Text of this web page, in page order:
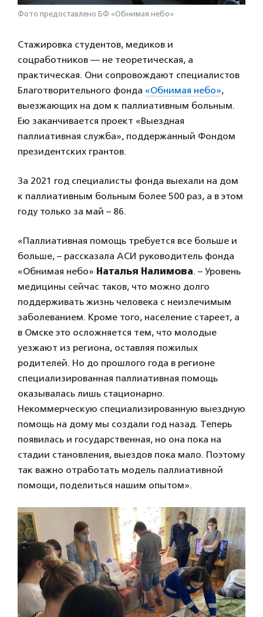
Фото предоставлено БФ «Обнимая небо»
Стажировка студентов, медиков и
соцработников — не теоретическая, а
практическая. Они сопровождают специалистов
Благотворительного фонда «Обнимая небо»,
выезжающих на дом к паллиативным больным.
Ею заканчивается проект «Выездная
паллиативная служба», поддержанный Фондом
президентских грантов.
За 2021 год специалисты фонда выехали на дом
к паллиативным больным более 500 раз, а в этом
году только за май – 86.
«Паллиативная помощь требуется все больше и
больше, – рассказала АСИ руководитель фонда
«Обнимая небо» Наталья Налимова. – Уровень
медицины сейчас таков, что можно долго
поддерживать жизнь человека с неизлечимым
заболеванием. Кроме того, население стареет, а
в Омске это осложняется тем, что молодые
уезжают из региона, оставляя пожилых
родителей. Но до прошлого года в регионе
специализированная паллиативная помощь
оказывалась лишь стационарно.
Некоммерческую специализированную выездную
помощь на дому мы создали год назад. Теперь
появилась и государственная, но она пока на
стадии становления, выездов пока мало. Поэтому
так важно отработать модель паллиативной
помощи, поделиться нашим опытом».